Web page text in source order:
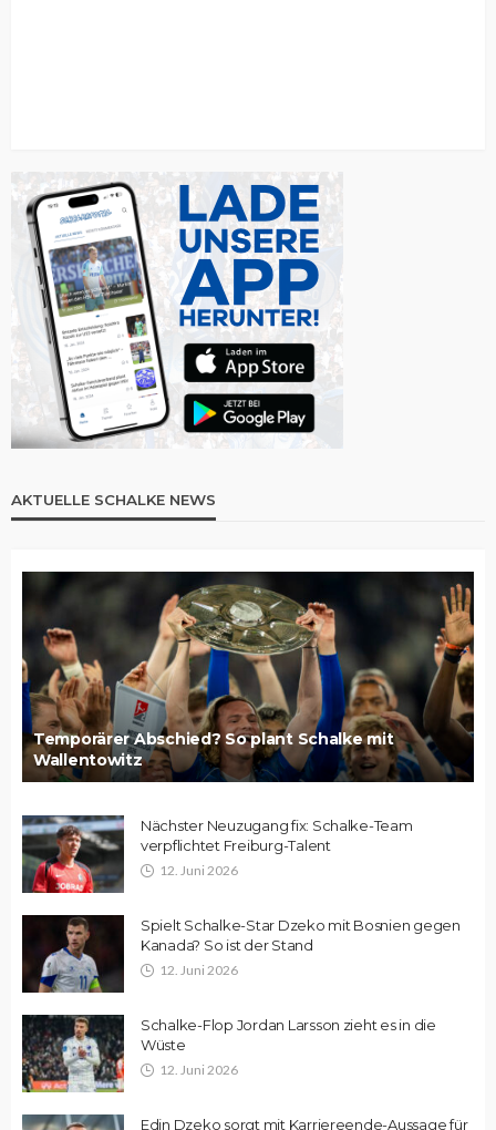
AKTUELLE SCHALKE NEWS
Temporärer Abschied? So plant Schalke mit
Wallentowitz
Nächster Neuzugang fix: Schalke-Team
verpflichtet Freiburg-Talent
12. Juni 2026
Spielt Schalke-Star Dzeko mit Bosnien gegen
Kanada? So ist der Stand
12. Juni 2026
Schalke-Flop Jordan Larsson zieht es in die
Wüste
12. Juni 2026
Edin Dzeko sorgt mit Karriereende-Aussage für